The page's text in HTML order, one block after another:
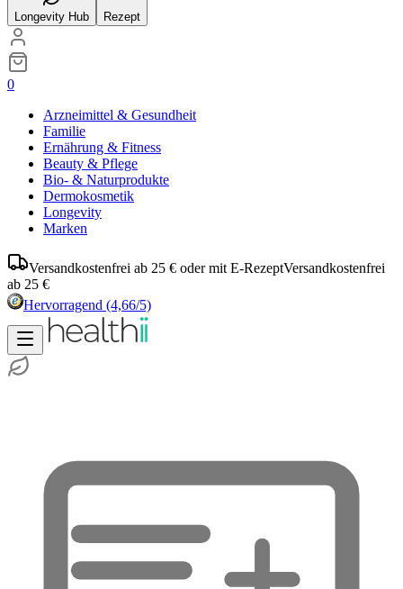
Longevity Hub Rezept
0
Arzneimittel & Gesundheit
Familie
Ernährung & Fitness
Beauty & Pflege
Bio- & Naturprodukte
Dermokosmetik
Longevity
Marken
Versandkostenfrei ab 25 € oder mit E-RezeptVersandkostenfrei
ab 25 €
Hervorragend (4,66/5)